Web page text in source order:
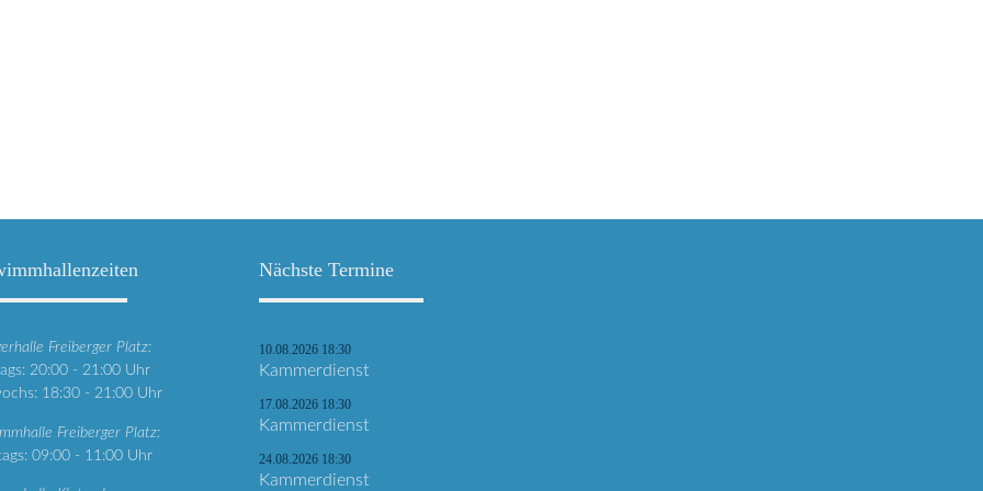
Freiberger Platz:
20:00 - 21:00 Uhr
18:30 - 21:00 Uhr
Freiberger Platz:
09:00 - 11:00 Uhr
Nächste Termine
10.08.2026 18:30
Kammerdienst
17.08.2026 18:30
Kammerdienst
24.08.2026 18:30
Kammerdienst